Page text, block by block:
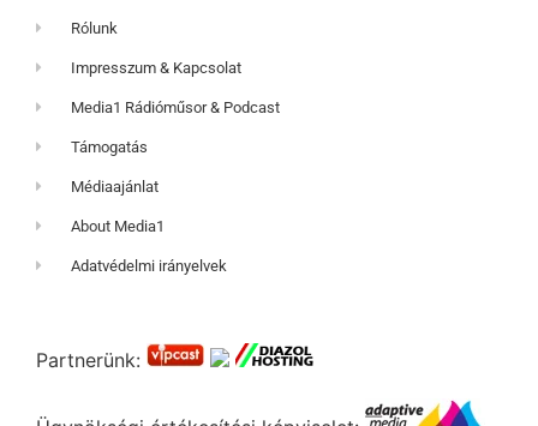
Rólunk
Impresszum & Kapcsolat
Media1 Rádióműsor & Podcast
Támogatás
Médiaajánlat
About Media1
Adatvédelmi irányelvek
Partnerünk: